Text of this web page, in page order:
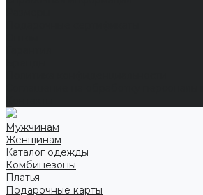
Мужчинам
Женщинам
Каталог одежды
Комбинезоны
Платья
Подарочные карты